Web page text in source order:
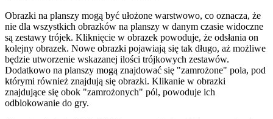
Obrazki na planszy mogą być ułożone warstwowo, co oznacza, że
nie dla wszystkich obrazków na planszy w danym czasie widoczne
są zestawy trójek. Kliknięcie w obrazek powoduje, że odsłania on
kolejny obrazek. Nowe obrazki pojawiają się tak długo, aż możliwe
będzie utworzenie wskazanej ilości trójkowych zestawów.
Dodatkowo na planszy mogą znajdować się "zamrożone" pola, pod
którymi również znajdują się obrazki. Klikanie w obrazki
znajdujące się obok "zamrożonych" pól, powoduje ich
odblokowanie do gry.